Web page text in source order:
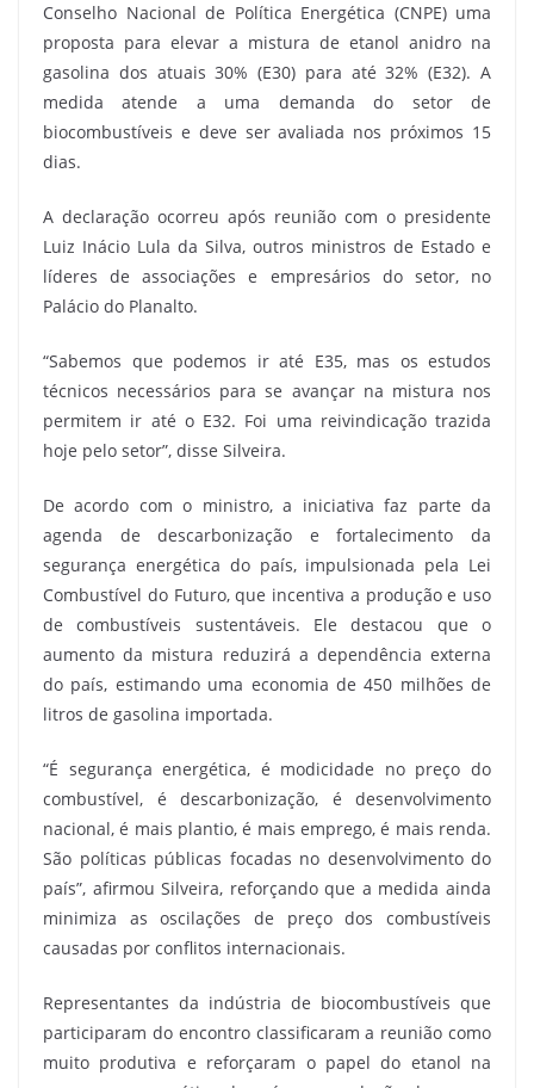
Conselho Nacional de Política Energética (CNPE) uma
proposta para elevar a mistura de etanol anidro na
gasolina dos atuais 30% (E30) para até 32% (E32). A
medida atende a uma demanda do setor de
biocombustíveis e deve ser avaliada nos próximos 15
dias.
A declaração ocorreu após reunião com o presidente
Luiz Inácio Lula da Silva, outros ministros de Estado e
líderes de associações e empresários do setor, no
Palácio do Planalto.
“Sabemos que podemos ir até E35, mas os estudos
técnicos necessários para se avançar na mistura nos
permitem ir até o E32. Foi uma reivindicação trazida
hoje pelo setor”, disse Silveira.
De acordo com o ministro, a iniciativa faz parte da
agenda de descarbonização e fortalecimento da
segurança energética do país, impulsionada pela Lei
Combustível do Futuro, que incentiva a produção e uso
de combustíveis sustentáveis. Ele destacou que o
aumento da mistura reduzirá a dependência externa
do país, estimando uma economia de 450 milhões de
litros de gasolina importada.
“É segurança energética, é modicidade no preço do
combustível, é descarbonização, é desenvolvimento
nacional, é mais plantio, é mais emprego, é mais renda.
São políticas públicas focadas no desenvolvimento do
país”, afirmou Silveira, reforçando que a medida ainda
minimiza as oscilações de preço dos combustíveis
causadas por conflitos internacionais.
Representantes da indústria de biocombustíveis que
participaram do encontro classificaram a reunião como
muito produtiva e reforçaram o papel do etanol na